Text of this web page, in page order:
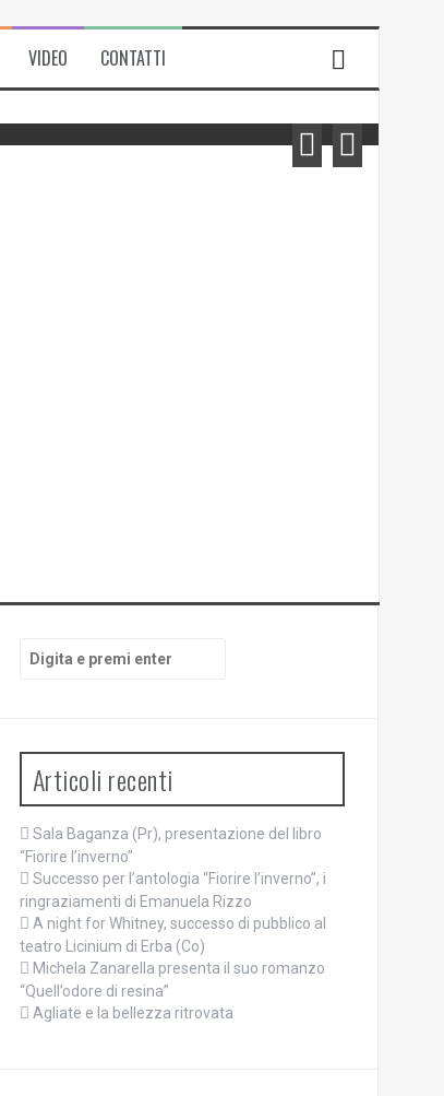
VIDEO CONTATTI
Michela Zanarella presenta il suo
Articoli recenti
Sala Baganza (Pr), presentazione del libro
“Fiorire l’inverno”
Successo per l’antologia “Fiorire l’inverno”, i
ringraziamenti di Emanuela Rizzo
A night for Whitney, successo di pubblico al
teatro Licinium di Erba (Co)
Michela Zanarella presenta il suo romanzo
“Quell’odore di resina”
Agliate e la bellezza ritrovata